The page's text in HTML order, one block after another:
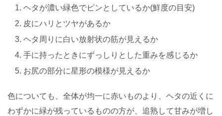
ヘタが濃い緑色でピンとしているか(鮮度の目安)
皮にハリとツヤがあるか
ヘタ周りに白い放射状の筋が見えるか
手に持ったときにずっしりとした重みを感じるか
お尻の部分に星形の模様が見えるか
色についても、全体が均一に赤いものより、ヘタの近くに
わずかに緑が残っているものの方が、追熟して甘みが増し